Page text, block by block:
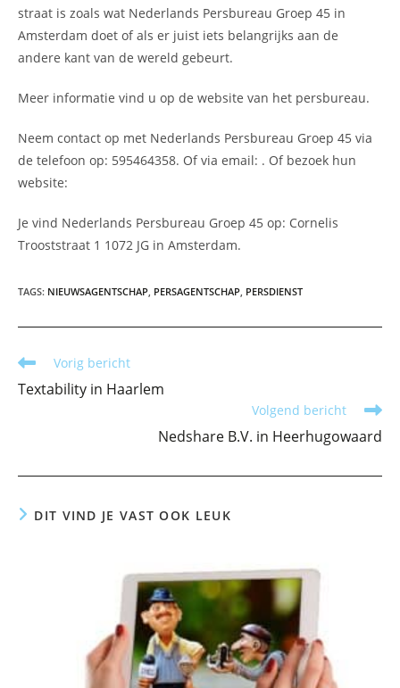
straat is zoals wat Nederlands Persbureau Groep 45 in
Amsterdam doet of als er juist iets belangrijks aan de
andere kant van de wereld gebeurt.
Meer informatie vind u op de website van het persbureau.
Neem contact op met Nederlands Persbureau Groep 45 via
de telefoon op: 595464358. Of via email: . Of bezoek hun
website:
Je vind Nederlands Persbureau Groep 45 op: Cornelis
Trooststraat 1 1072 JG in Amsterdam.
TAGS: NIEUWSAGENTSCHAP PERSAGENTSCHAP PERSDIENST
Lees
artikelen
Vorig bericht
Textability in Haarlem
Volgend bericht
Nedshare B.V. in Heerhugowaard
DIT VIND JE VAST OOK LEUK